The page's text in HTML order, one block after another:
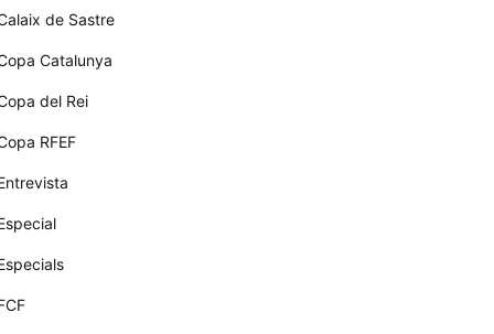
de Sastre
Catalunya
del Rei
RFEF